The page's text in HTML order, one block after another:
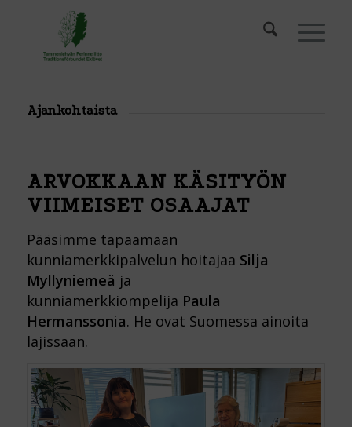
Ajankohtaista
ARVOKKAAN KÄSITYÖN
VIIMEISET OSAAJAT
Pääsimme tapaamaan
kunniamerkkipalvelun hoitajaa Silja
Myllyniemeä ja
kunniamerkkiompelija Paula
Hermanssonia. He ovat Suomessa ainoita
lajissaan.